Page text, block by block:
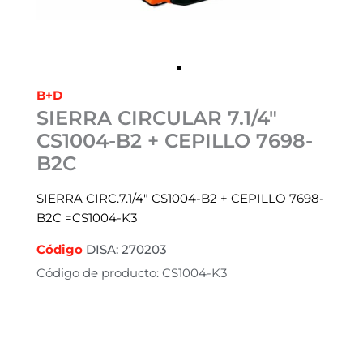
B+D
SIERRA CIRCULAR 7.1/4″
CS1004-B2 + CEPILLO 7698-
B2C
SIERRA CIRC.7.1/4″ CS1004-B2 + CEPILLO 7698-
B2C =CS1004-K3
Código DISA: 270203
Código de producto: CS1004-K3